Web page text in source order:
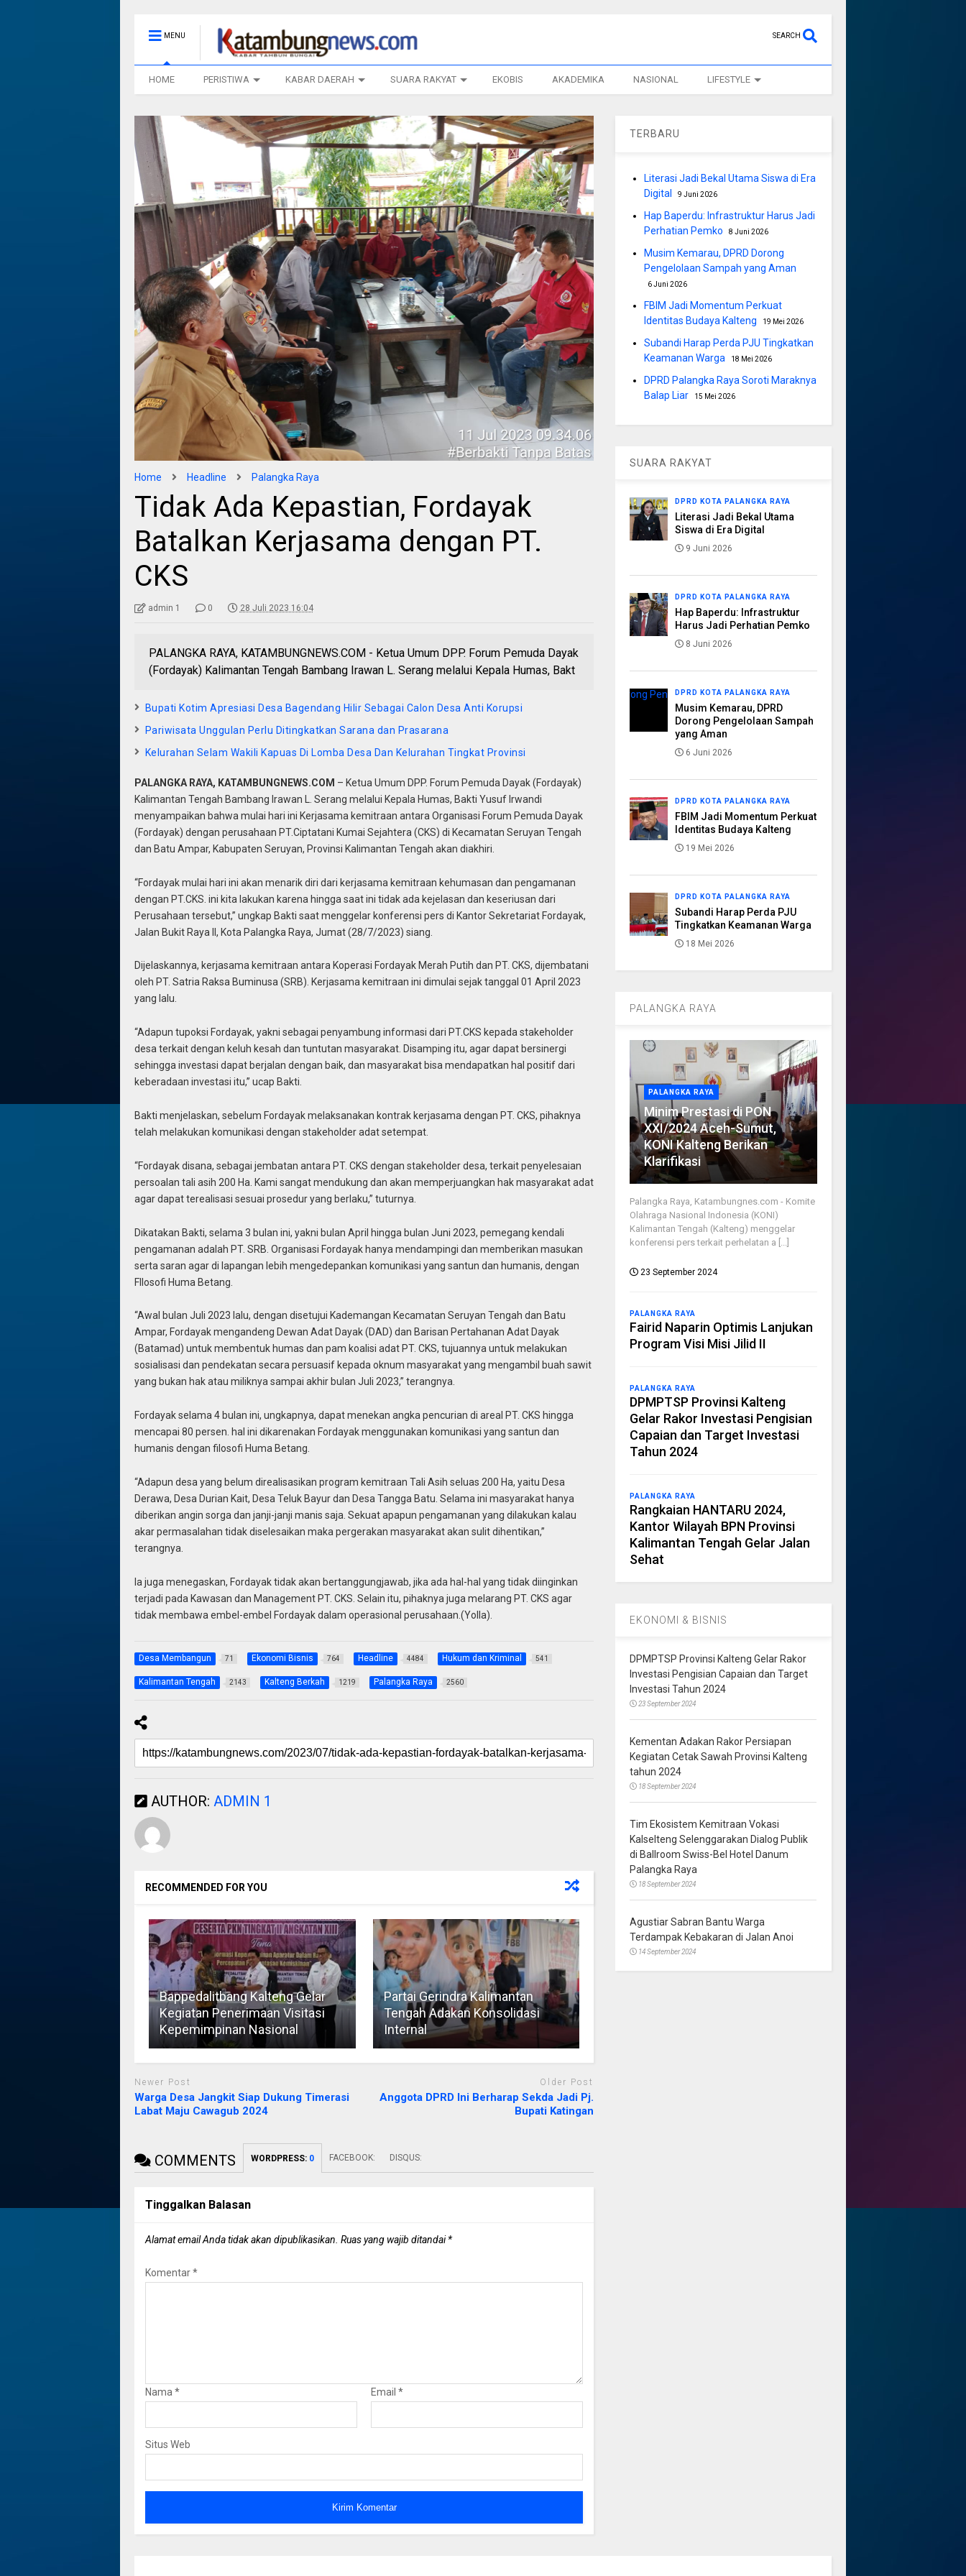
MENU SEARCH
HOME PERISTIWA KABAR DAERAH SUARA RAKYAT EKOBIS AKADEMIKA NASIONAL LIFESTYLE
Home Headline Palangka Raya
Tidak Ada Kepastian, Fordayak
Batalkan Kerjasama dengan PT.
CKS
admin 1 0 28 Juli 2023 16:04
PALANGKA RAYA, KATAMBUNGNEWS.COM - Ketua Umum DPP. Forum Pemuda Dayak
(Fordayak) Kalimantan Tengah Bambang Irawan L. Serang melalui Kepala Humas, Bakt
Bupati Kotim Apresiasi Desa Bagendang Hilir Sebagai Calon Desa Anti Korupsi
Pariwisata Unggulan Perlu Ditingkatkan Sarana dan Prasarana
Kelurahan Selam Wakili Kapuas Di Lomba Desa Dan Kelurahan Tingkat Provinsi
PALANGKA RAYA, KATAMBUNGNEWS.COM – Ketua Umum DPP. Forum Pemuda Dayak (Fordayak)
Kalimantan Tengah Bambang Irawan L. Serang melalui Kepala Humas, Bakti Yusuf Irwandi
menyampaikan bahwa mulai hari ini Kerjasama kemitraan antara Organisasi Forum Pemuda Dayak
(Fordayak) dengan perusahaan PT.Ciptatani Kumai Sejahtera (CKS) di Kecamatan Seruyan Tengah
dan Batu Ampar, Kabupaten Seruyan, Provinsi Kalimantan Tengah akan diakhiri.
“Fordayak mulai hari ini akan menarik diri dari kerjasama kemitraan kehumasan dan pengamanan
dengan PT.CKS. ini kita lakukan karena hingga saat ini tidak ada kejelasan dan keseriusan dari
Perusahaan tersebut,” ungkap Bakti saat menggelar konferensi pers di Kantor Sekretariat Fordayak,
Jalan Bukit Raya II, Kota Palangka Raya, Jumat (28/7/2023) siang.
Dijelaskannya, kerjasama kemitraan antara Koperasi Fordayak Merah Putih dan PT. CKS, dijembatani
oleh PT. Satria Raksa Buminusa (SRB). Kerjasama kemitraan ini dimulai sejak tanggal 01 April 2023
yang lalu.
“Adapun tupoksi Fordayak, yakni sebagai penyambung informasi dari PT.CKS kepada stakeholder
desa terkait dengan keluh kesah dan tuntutan masyarakat. Disamping itu, agar dapat bersinergi
sehingga investasi dapat berjalan dengan baik, dan masyarakat bisa mendapatkan hal positif dari
keberadaan investasi itu,” ucap Bakti.
Bakti menjelaskan, sebelum Fordayak melaksanakan kontrak kerjasama dengan PT. CKS, pihaknya
telah melakukan komunikasi dengan stakeholder adat setempat.
“Fordayak disana, sebagai jembatan antara PT. CKS dengan stakeholder desa, terkait penyelesaian
persoalan tali asih 200 Ha. Kami sangat mendukung dan akan memperjuangkan hak masyarakat adat
agar dapat terealisasi sesuai prosedur yang berlaku,” tuturnya.
Dikatakan Bakti, selama 3 bulan ini, yakni bulan April hingga bulan Juni 2023, pemegang kendali
pengamanan adalah PT. SRB. Organisasi Fordayak hanya mendampingi dan memberikan masukan
serta saran agar di lapangan lebih mengedepankan komunikasi yang santun dan humanis, dengan
FIlosofi Huma Betang.
“Awal bulan Juli 2023 lalu, dengan disetujui Kademangan Kecamatan Seruyan Tengah dan Batu
Ampar, Fordayak mengandeng Dewan Adat Dayak (DAD) dan Barisan Pertahanan Adat Dayak
(Batamad) untuk membentuk humas dan pam koalisi adat PT. CKS, tujuannya untuk melakukan
sosialisasi dan pendekatan secara persuasif kepada oknum masyarakat yang mengambil buah sawit
yang bukan hak atau miliknya sampai akhir bulan Juli 2023,” terangnya.
Fordayak selama 4 bulan ini, ungkapnya, dapat menekan angka pencurian di areal PT. CKS hingga
mencapai 80 persen. hal ini dikarenakan Fordayak menggunakan komunikasi yang santun dan
humanis dengan filosofi Huma Betang.
“Adapun desa yang belum direalisasikan program kemitraan Tali Asih seluas 200 Ha, yaitu Desa
Derawa, Desa Durian Kait, Desa Teluk Bayur dan Desa Tangga Batu. Selama ini masyarakat hanya
diberikan angin sorga dan janji-janji manis saja. Sekuat apapun pengamanan yang dilakukan kalau
akar permasalahan tidak diselesaikan maka pergerakan masyarakat akan sulit dihentikan,”
terangnya.
Ia juga menegaskan, Fordayak tidak akan bertanggungjawab, jika ada hal-hal yang tidak diinginkan
terjadi pada Kawasan dan Management PT. CKS. Selain itu, pihaknya juga melarang PT. CKS agar
tidak membawa embel-embel Fordayak dalam operasional perusahaan.(Yolla).
Desa Membangun 71 Ekonomi Bisnis 764 Headline 4484 Hukum dan Kriminal 541
Kalimantan Tengah 2143 Kalteng Berkah 1219 Palangka Raya 2560
AUTHOR: ADMIN 1
RECOMMENDED FOR YOU
Bappedalitbang Kalteng Gelar
Kegiatan Penerimaan Visitasi
Kepemimpinan Nasional
Partai Gerindra Kalimantan
Tengah Adakan Konsolidasi
Internal
Newer Post
Warga Desa Jangkit Siap Dukung Timerasi
Labat Maju Cawagub 2024
Older Post
Anggota DPRD Ini Berharap Sekda Jadi Pj.
Bupati Katingan
COMMENTS WORDPRESS: 0 FACEBOOK: DISQUS:
Tinggalkan Balasan
Alamat email Anda tidak akan dipublikasikan. Ruas yang wajib ditandai*
Komentar*
Nama * Email *
Situs Web
TERBARU
Literasi Jadi Bekal Utama Siswa di Era
Digital
9 Juni 2026
Hap Baperdu: Infrastruktur Harus Jadi
Perhatian Pemko
8 Juni 2026
Musim Kemarau, DPRD Dorong
Pengelolaan Sampah yang Aman
6 Juni 2026
FBIM Jadi Momentum Perkuat
Identitas Budaya Kalteng
19 Mei 2026
Subandi Harap Perda PJU Tingkatkan
Keamanan Warga
18 Mei 2026
DPRD Palangka Raya Soroti Maraknya
Balap Liar
15 Mei 2026
SUARA RAKYAT
DPRD KOTA PALANGKA RAYA
Literasi Jadi Bekal Utama
Siswa di Era Digital
9 Juni 2026
DPRD KOTA PALANGKA RAYA
Hap Baperdu: Infrastruktur
Harus Jadi Perhatian Pemko
8 Juni 2026
DPRD KOTA PALANGKA RAYA
Musim Kemarau, DPRD
Dorong Pengelolaan Sampah
yang Aman
6 Juni 2026
DPRD KOTA PALANGKA RAYA
FBIM Jadi Momentum Perkuat
Identitas Budaya Kalteng
19 Mei 2026
DPRD KOTA PALANGKA RAYA
Subandi Harap Perda PJU
Tingkatkan Keamanan Warga
18 Mei 2026
PALANGKA RAYA
PALANGKA RAYA
Minim Prestasi di PON
XXI/2024 Aceh-Sumut,
KONI Kalteng Berikan
Klarifikasi
Palangka Raya, Katambungnes.com - Komite
Olahraga Nasional Indonesia (KONI)
Kalimantan Tengah (Kalteng) menggelar
konferensi pers terkait perhelatan a [...]
23 September 2024
PALANGKA RAYA
Fairid Naparin Optimis Lanjukan
Program Visi Misi Jilid II
PALANGKA RAYA
DPMPTSP Provinsi Kalteng
Gelar Rakor Investasi Pengisian
Capaian dan Target Investasi
Tahun 2024
PALANGKA RAYA
Rangkaian HANTARU 2024,
Kantor Wilayah BPN Provinsi
Kalimantan Tengah Gelar Jalan
Sehat
EKONOMI & BISNIS
DPMPTSP Provinsi Kalteng Gelar Rakor
Investasi Pengisian Capaian dan Target
Investasi Tahun 2024
23 September 2024
Kementan Adakan Rakor Persiapan
Kegiatan Cetak Sawah Provinsi Kalteng
tahun 2024
18 September 2024
Tim Ekosistem Kemitraan Vokasi
Kalselteng Selenggarakan Dialog Publik
di Ballroom Swiss-Bel Hotel Danum
Palangka Raya
18 September 2024
Agustiar Sabran Bantu Warga
Terdampak Kebakaran di Jalan Anoi
14 September 2024